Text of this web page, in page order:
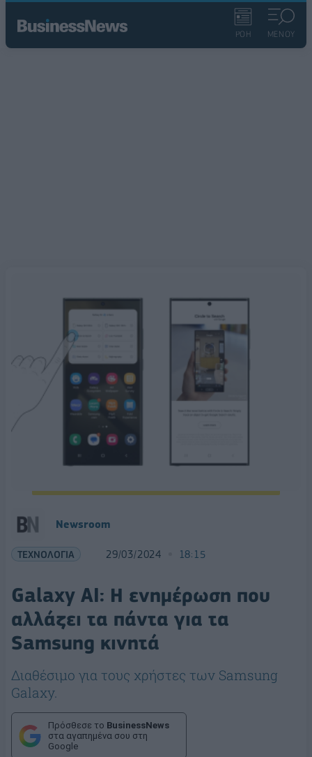
ΡΟΗ ΜΕΝΟΥ
Newsroom
ΤΕΧΝΟΛΟΓΙΑ 29/03/2024 18:15
Galaxy AI: Η ενημέρωση που
αλλάζει τα πάντα για τα
Samsung κινητά
Διαθέσιμο για τους χρήστες των Samsung
Galaxy.
Πρόσθεσε το BusinessNews
στα αγαπημένα σου στη
Google